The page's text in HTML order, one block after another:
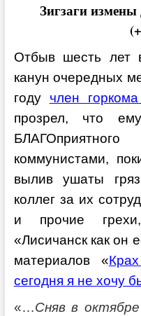
Зигзаги
Отбыв шесть лет
канун очередных
году член
прозрел, что
коммунистами,
вылив ушаты
коллег за их
и прочие
«Лисичанск как он
материалов «
сегодня я не хочу
«…Сняв в